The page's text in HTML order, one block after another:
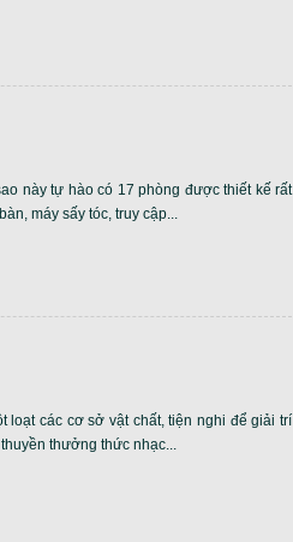
này tự hào có 17 phòng được thiết kế rất
máy sấy tóc, truy cập...
loạt các cơ sở vật chất, tiện nghi để giải trí
thưởng thức nhạc...